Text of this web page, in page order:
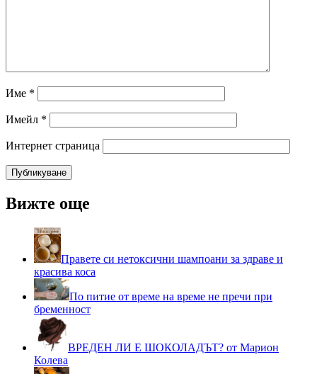
Име *
Имейл *
Интернет страница
Вижте още
Правете си нетоксични шампоани за здраве и
красива коса
По питие от време на време не пречи при
бременност
ВРЕДЕН ЛИ Е ШОКОЛАДЪТ? от Марион
Колева